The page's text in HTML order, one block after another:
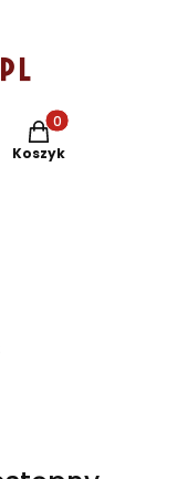
Produkty w
Koszyk